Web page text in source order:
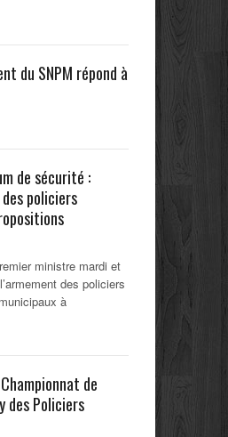
du SNPM répond à
de sécurité :
policiers
ministre mardi et
des policiers
à
Championnat de
des Policiers